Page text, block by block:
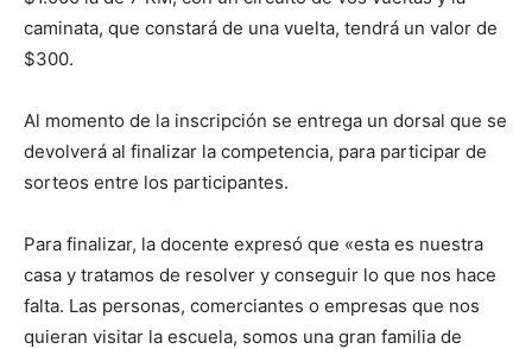
caminata, que constará de una vuelta, tendrá un valor de
$300.
Al momento de la inscripción se entrega un dorsal que se
devolverá al finalizar la competencia, para participar de
sorteos entre los participantes.
Para finalizar, la docente expresó que «esta es nuestra
casa y tratamos de resolver y conseguir lo que nos hace
falta. Las personas, comerciantes o empresas que nos
quieran visitar la escuela, somos una gran familia de